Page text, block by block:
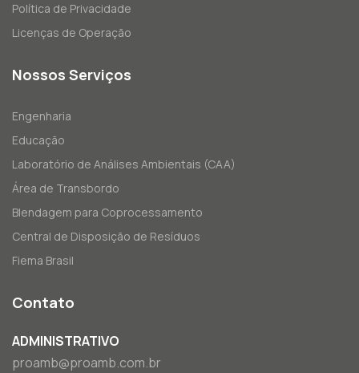
Política de Privacidade
Licenças de Operação
Nossos Serviços
Engenharia
Educação
Laboratório de Análises Ambientais (CAA)
Área de Transbordo
Blendagem para Coprocessamento
Central de Disposição de Resíduos
Fiema Brasil
Contato
ADMINISTRATIVO
proamb@proamb.com.br